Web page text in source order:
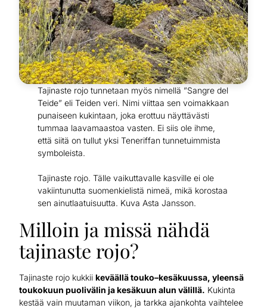
Tajinaste rojo tunnetaan myös nimellä ”Sangre del
Teide” eli Teiden veri. Nimi viittaa sen voimakkaan
punaiseen kukintaan, joka erottuu näyttävästi
tummaa laavamaastoa vasten. Ei siis ole ihme,
että siitä on tullut yksi Teneriffan tunnetuimmista
symboleista.
Tajinaste rojo. Tälle vaikuttavalle kasville ei ole
vakiintunutta suomenkielistä nimeä, mikä korostaa
sen ainutlaatuisuutta. Kuva Asta Jansson.
Milloin ja missä nähdä
tajinaste rojo?
Tajinaste rojo kukkii keväällä touko–kesäkuussa, yleensä
toukokuun puolivälin ja kesäkuun alun välillä. Kukinta
kestää vain muutaman viikon, ja tarkka ajankohta vaihtelee